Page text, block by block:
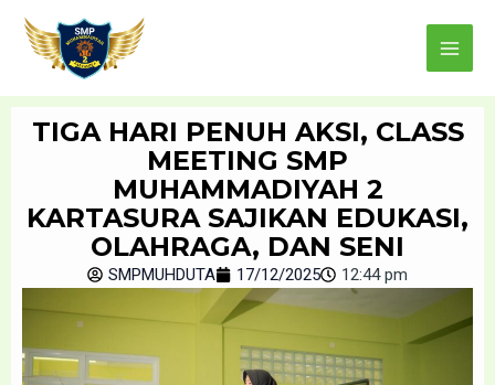
content
Main
Menu
TIGA HARI PENUH AKSI, CLASS
MEETING SMP
MUHAMMADIYAH 2
KARTASURA SAJIKAN EDUKASI,
OLAHRAGA, DAN SENI
SMPMUHDUTA 17/12/2025 12:44 pm